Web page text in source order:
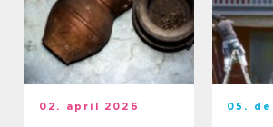
02. april 2026 05.